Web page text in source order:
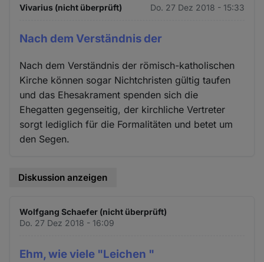
Vivarius (nicht überprüft) Do. 27 Dez 2018 - 15:33
Nach dem Verständnis der
Nach dem Verständnis der römisch-katholischen
Kirche können sogar Nichtchristen gültig taufen
und das Ehesakrament spenden sich die
Ehegatten gegenseitig, der kirchliche Vertreter
sorgt lediglich für die Formalitäten und betet um
den Segen.
Diskussion anzeigen
Wolfgang Schaefer (nicht überprüft)
Do. 27 Dez 2018 - 16:09
Ehm, wie viele "Leichen "